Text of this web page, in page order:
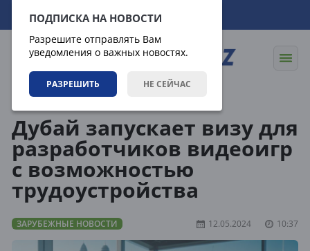
ПОДПИСКА НА НОВОСТИ
Разрешите отправлять Вам
уведомления о важных новостях.
РАЗРЕШИТЬ НЕ СЕЙЧАС
07.08.2026 18:39:51
Дубай запускает визу для
разработчиков видеоигр
с возможностью
трудоустройства
ЗАРУБЕЖНЫЕ НОВОСТИ 12.05.2024 10:37